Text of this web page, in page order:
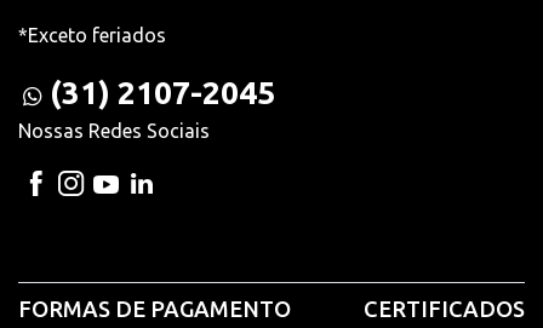
*Exceto feriados
(31) 2107-2045
Nossas Redes Sociais
FORMAS DE PAGAMENTO CERTIFICADOS